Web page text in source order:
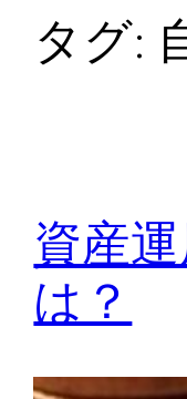
タグ:
資産
は？